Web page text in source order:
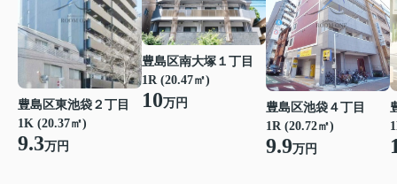
豊島区東池袋２丁目
1K (20.37㎡)
9.3万円
豊島区南大塚１丁目
1R (20.47㎡)
10万円
豊島区池袋４丁目
1R (20.72㎡)
9.9万円